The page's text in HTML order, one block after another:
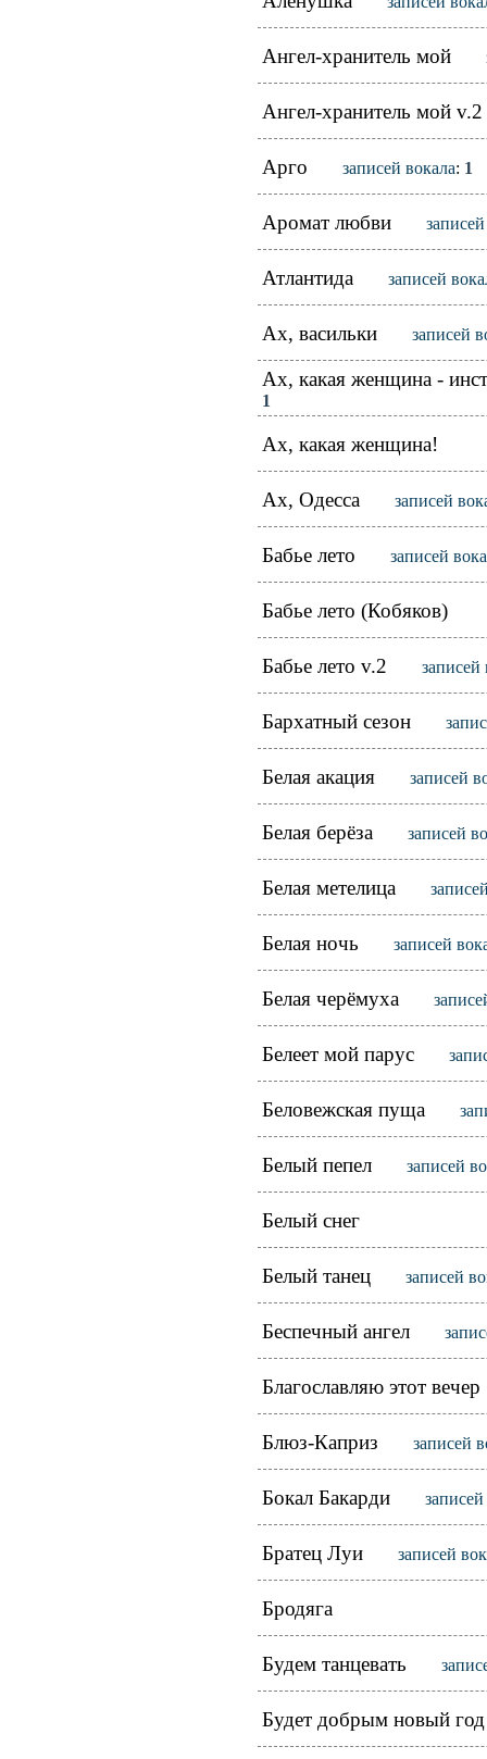
Ангел-хранитель мой
Ангел-хранитель мой v.2
Арго записей вокала: 1
Аромат любви
Атлантида записей
Ах, васильки записей
Ах, какая женщина -
1
Ах, какая женщина!
Ах, Одесса записей
Бабье лето записей
Бабье лето (Кобяков)
Бабье лето v.2 записей
Бархатный сезон
Белая акация записей
Белая берёза записей
Белая метелица
Белая ночь записей
Белая черёмуха
Белеет мой парус
Беловежская пуща
Белый пепел записей
Белый снег
Белый танец записей
Беспечный ангел
Благославляю этот вечер
Блюз-Каприз записей
Бокал Бакарди
Братец Луи записей
Бродяга
Будем танцевать
Будет добрым новый год